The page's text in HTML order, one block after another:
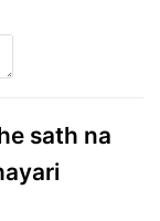
sath na